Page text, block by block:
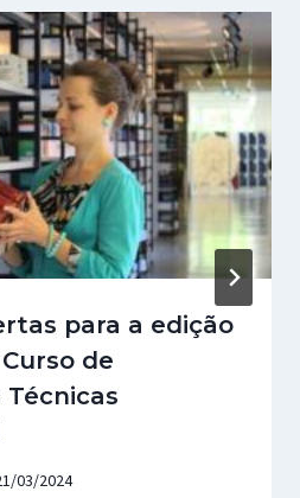
para a edição
de
03/2024